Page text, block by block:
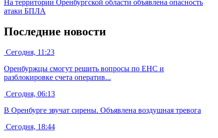
На территории Оренбургской области объявлена опасность
атаки БПЛА
Последние новости
Сегодня, 11:23
Оренбуржцы смогут решить вопросы по ЕНС и
разблокировке счета оператив...
Сегодня, 06:13
В Оренбурге звучат сирены. Объявлена воздушная тревога
Сегодня, 18:44